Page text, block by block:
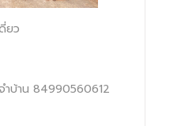
ยว
ำบ้าน 84990560612